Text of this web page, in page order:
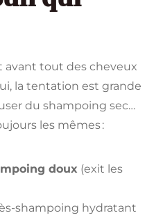
avant tout des cheveux
la tentation est grande
du shampoing sec…
les mêmes :
doux (exit les
shampoing hydratant